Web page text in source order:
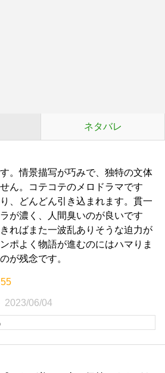
ネタバレ
。情景描写が巧みで、独特の文体
ん。コテコテのメロドラマです
、どんどん引き込まれます。貫一
が濃く、人間臭いのが良いです
ればまた一波乱ありそうな迫力が
ポよく物語が進むのにはハマりま
が残念です。
2023/06/04